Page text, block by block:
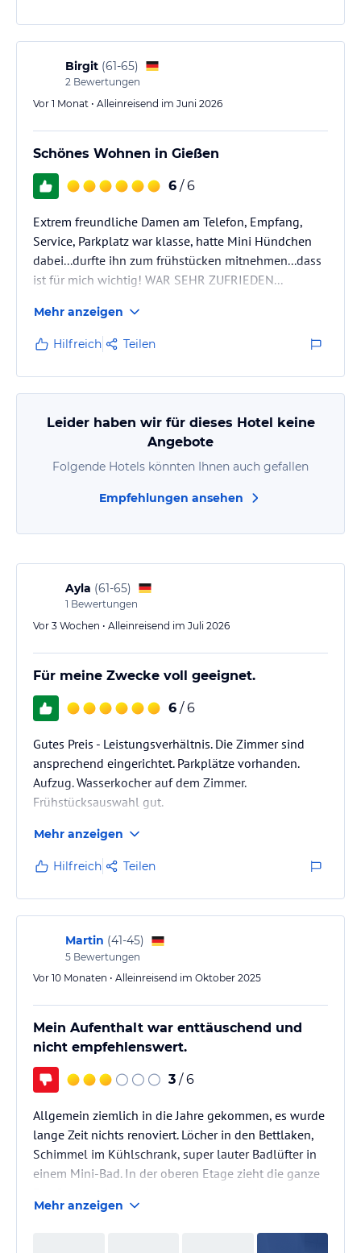
Birgit (61-65)
2 Bewertungen
Vor 1 Monat • Alleinreisend im Juni 2026
Schönes Wohnen in Gießen
6 / 6
Extrem freundliche Damen am Telefon, Empfang,
Service, Parkplatz war klasse, hatte Mini Hündchen
dabei...durfte ihn zum frühstücken mitnehmen...dass
ist für mich wichtig! WAR SEHR ZUFRIEDEN...
Mehr anzeigen
Hilfreich Teilen
Leider haben wir für dieses Hotel keine
Angebote
Folgende Hotels könnten Ihnen auch gefallen
Empfehlungen ansehen
Ayla (61-65)
1 Bewertungen
Vor 3 Wochen • Alleinreisend im Juli 2026
Für meine Zwecke voll geeignet.
6 / 6
Gutes Preis - Leistungsverhältnis. Die Zimmer sind
ansprechend eingerichtet. Parkplätze vorhanden.
Aufzug. Wasserkocher auf dem Zimmer.
Frühstücksauswahl gut.
Mehr anzeigen
Hilfreich Teilen
Martin (41-45)
5 Bewertungen
Vor 10 Monaten • Alleinreisend im Oktober 2025
Mein Aufenthalt war enttäuschend und
nicht empfehlenswert.
3 / 6
Allgemein ziemlich in die Jahre gekommen, es wurde
lange Zeit nichts renoviert. Löcher in den Bettlaken,
Schimmel im Kühlschrank, super lauter Badlüfter in
einem Mini-Bad. In der oberen Etage zieht die ganze
Balkonen.
Mehr anzeigen